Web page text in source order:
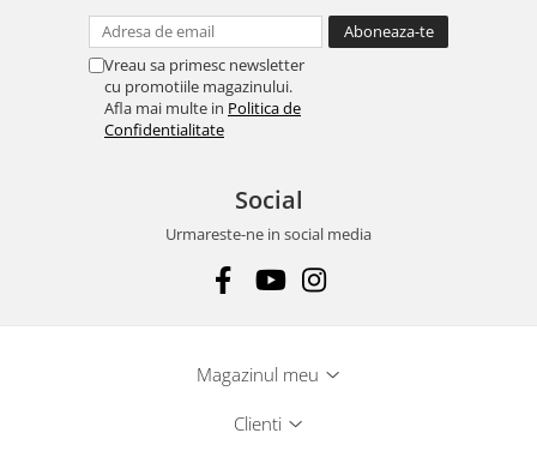
Vreau sa primesc newsletter
cu promotiile magazinului.
Afla mai multe in Politica de
Confidentialitate
Social
Urmareste-ne in social media
Magazinul meu
Clienti